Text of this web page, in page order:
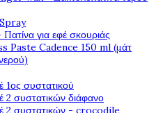
για εφέ σκουριάς
Paste Cadence 150 ml (μάτ
1ος συστατικού
2 συστατικών διάφανο
2 συστατικών - crocodile